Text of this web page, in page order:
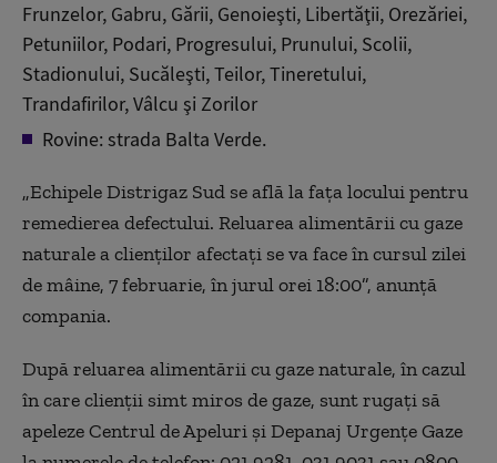
Frunzelor, Gabru, Gării, Genoieşti, Libertăţii, Orezăriei,
Petuniilor, Podari, Progresului, Prunului, Scolii,
Stadionului, Sucăleşti, Teilor, Tineretului,
Trandafirilor, Vâlcu şi Zorilor
Rovine: strada Balta Verde.
„Echipele Distrigaz Sud se află la faţa locului pentru
remedierea defectului. Reluarea alimentării cu gaze
naturale a clienţilor afectaţi se va face în cursul zilei
de mâine, 7 februarie, în jurul orei 18:00”, anunţă
compania.
După reluarea alimentării cu gaze naturale, în cazul
în care clienţii simt miros de gaze, sunt rugaţi să
apeleze Centrul de Apeluri şi Depanaj Urgenţe Gaze